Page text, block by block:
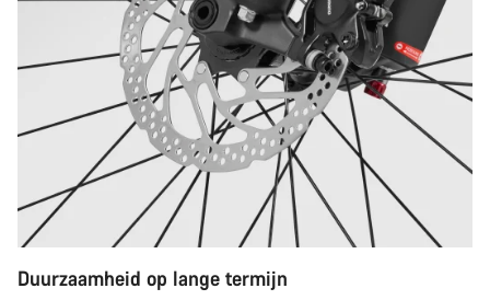
Duurzaamheid op lange termijn